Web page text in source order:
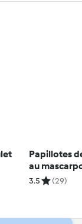
Papillotes
au
3.5 (29)